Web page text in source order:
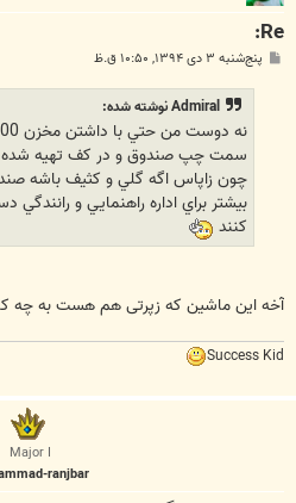
Re:
س
پنج‌شنبه ۳ دی ۱۳۹۴, ۱۰:۵۰ ق.ظ
Admiral نوشته شده:
سمت چپ صندوق و در كف تهيه شده
چون زاپاس اگه گلي و كثيف باشه
بيشتر براي اداره راهنمايي و
كنند
آخه این ماشین که زپرتی هم هست به چه
Success Kid
Major I
ranjbar